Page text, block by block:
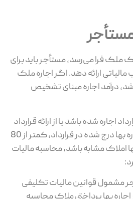
ملک فرا می‌رسد، مستأجر باید برای
ارائه دهد. اگر اجاره ملک
درآمد اجاره مبنای تشخیص
اجاره شده باشد یا از ارائه قرارداد
خودداری شود یا مبلغ اجاره بها درج شده در قرارداد، کمتر از 80
بها املاک مشابه باشد، محاسبه مالیات
مشمول قوانین مالیات تکلیفی